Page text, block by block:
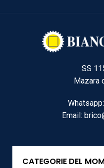
SS
Mazara
Email:
CATEGORIE DEL